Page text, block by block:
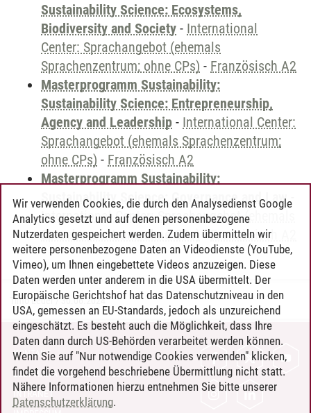
Sustainability Science: Ecosystems,
Biodiversity and Society - International
Center: Sprachangebot (ehemals
Sprachenzentrum; ohne CPs) - Französisch A2
Masterprogramm Sustainability:
Sustainability Science: Entrepreneurship,
Agency and Leadership - International Center:
Sprachangebot (ehemals Sprachenzentrum;
ohne CPs) - Französisch A2
Masterprogramm Sustainability:
Sustainability Science: Governance and Law-
International Center: Sprachangebot (ehemals
Sprachenzentrum; ohne CPs) -Französisch A2
Timo Leder/30.06.2024
KONTAKT
LEUPHANA ALS ARBEITGEBER
INTRANET
Wir verwenden Cookies, die durch den Analysedienst Google
Analytics gesetzt und auf denen personenbezogene
Nutzerdaten gespeichert werden. Zudem übermitteln wir
weitere personenbezogene Daten an Videodienste (YouTube,
Vimeo), um Ihnen eingebettete Videos anzuzeigen. Diese
Daten werden unter anderem in die USA übermittelt. Der
Europäische Gerichtshof hat das Datenschutzniveau in den
USA, gemessen an EU-Standards, jedoch als unzureichend
eingeschätzt. Es besteht auch die Möglichkeit, dass Ihre
Daten dann durch US-Behörden verarbeitet werden können.
Wenn Sie auf "Nur notwendige Cookies verwenden" klicken,
findet die vorgehend beschriebene Übermittlung nicht statt.
Nähere Informationen hierzu entnehmen Sie bitte unserer
Datenschutzerklärung.